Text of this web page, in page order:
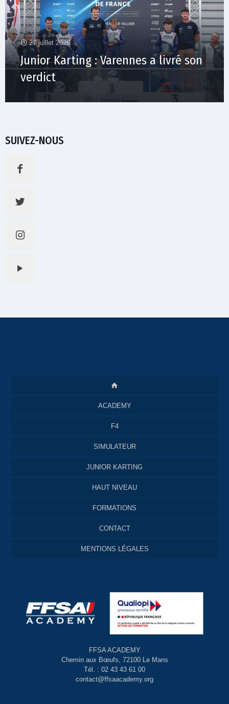
27 juillet 2026
Junior Karting : Varennes a livré son
verdict
SUIVEZ-NOUS
ACADEMY
F4
SIMULATEUR
JUNIOR KARTING
HAUT NIVEAU
FORMATIONS
CONTACT
MENTIONS LÉGALES
FFSA ACADEMY
Chemin aux Bœufs, 72100 Le Mans
Tél. : 02 43 43 61 00
contact@ffsaacademy.org